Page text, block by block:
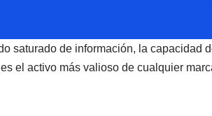
saturado de información, la capacidad
el activo más valioso de cualquier